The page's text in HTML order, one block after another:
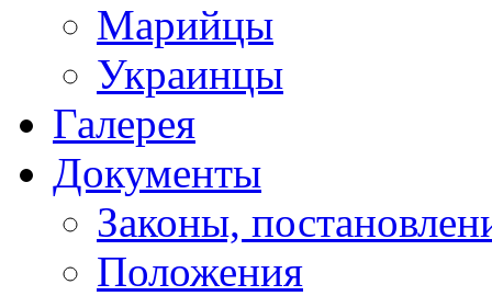
Марийцы
Украинцы
Галерея
Документы
Законы,
Положения